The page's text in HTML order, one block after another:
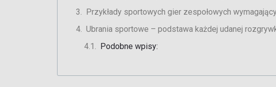
Przykłady sportowych gier zespołowych
Ubrania sportowe – podstawa każdej udanej
Podobne wpisy: